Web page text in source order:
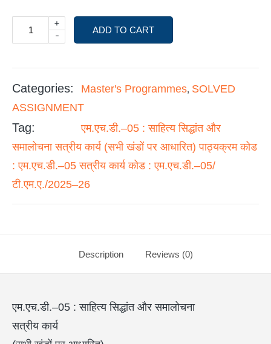
-
+
ADD TO CART
Categories: Master's Programmes, SOLVED
ASSIGNMENT
Tag:
एम.एच.डी.–05 : साहित्य सिद्धांत और
समालोचना सत्रीय कार्य (सभी खंडों पर आधारित) पाठ्यक्रम कोड
: एम.एच.डी.–05 सत्रीय कार्य कोड : एम.एच.डी.–05/
टी.एम.ए./2025–26
Description Reviews (0)
एम.एच.डी.–05 : साहित्य सिद्धांत और समालोचना
सत्रीय कार्य